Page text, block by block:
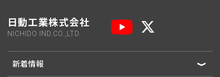
日動工業株式会社
NICHIDO IND.CO.,LTD.
新着情報